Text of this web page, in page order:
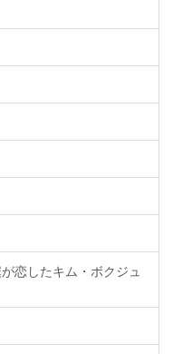
恋したキム・ボクジュ